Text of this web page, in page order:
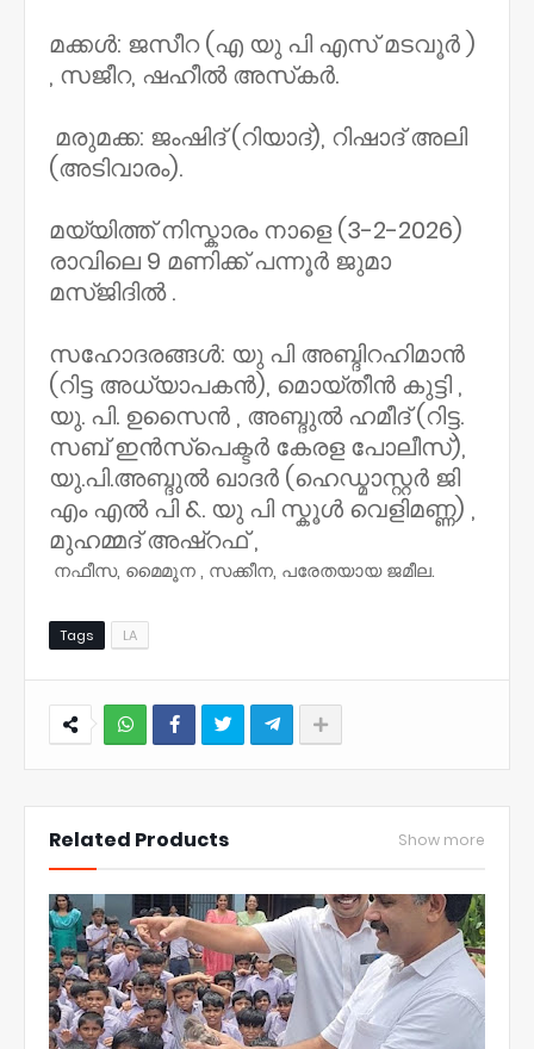
മക്കൾ: ജസീറ (എ യു പി എസ് മടവൂർ )
, സജീറ, ഷഹീൽ അസ്‌കർ.
മരുമക്ക: ജംഷിദ് (റിയാദ്), റിഷാദ് അലി
(അടിവാരം).
മയ്യിത്ത് നിസ്കാരം നാളെ (3-2-2026)
രാവിലെ 9 മണിക്ക് പന്നൂർ ജുമാ
മസ്ജിദിൽ .
സഹോദരങ്ങൾ: യു പി അബ്ദിറഹിമാൻ
(റിട്ട അധ്യാപകൻ), മൊയ്‌തീൻ കുട്ടി ,
യു. പി. ഉസൈൻ , അബ്ദുൽ ഹമീദ് (റിട്ട.
സബ് ഇൻസ്‌പെക്ടർ കേരള പോലീസ്),
യു.പി.അബ്ദുൽ ഖാദർ (ഹെഡ്മാസ്റ്റർ ജി
എം എൽ പി &. യു പി സ്കൂൾ വെളിമണ്ണ) ,
മുഹമ്മദ് അഷ്‌റഫ് ,
നഫീസ, മൈമൂന , സക്കീന, പരേതയായ ജമീല.
Tags LA
Related Products Show more